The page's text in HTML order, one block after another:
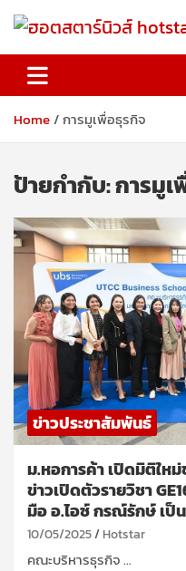
ฮอตสตาร์นิวส์
Home การมูเพื่อธุรกิจ
ป้ายกำกับ:การมู
ข่าวประชาสัมพันธ์
ม.หอการค้า เปิดมิติให
ข่าวเปิดตัวรายวิชา
มือ อ.ไอซ์ กรณ์รักษ์ เป็
10/05/2025 Hotstar
คณะบริหารธุรกิจ …